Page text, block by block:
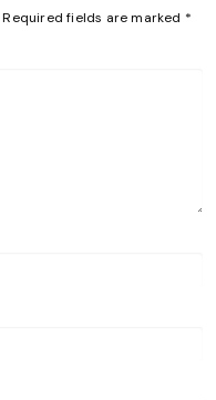
Required fields are marked *